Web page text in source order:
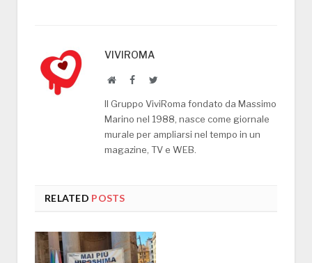
VIVIROMA
WebsiteFacebookTwitter
Il Gruppo ViviRoma fondato da Massimo
Marino nel 1988, nasce come giornale
murale per ampliarsi nel tempo in un
magazine, TV e WEB.
RELATED POSTS